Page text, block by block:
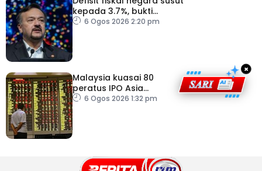
kepada 3.7%, bukti
keyakinan pelabur masih
6 Ogos 2026 2:20 pm
Malaysia kuasai 80
peratus IPO Asia
Tenggara, kumpul AS$1.4
6 Ogos 2026 1:32 pm
×